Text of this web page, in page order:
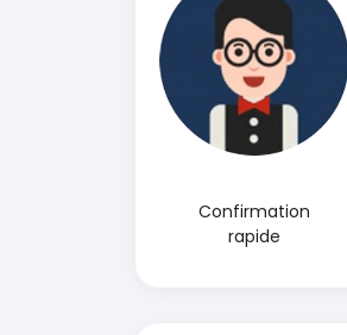
Confirmation
rapide